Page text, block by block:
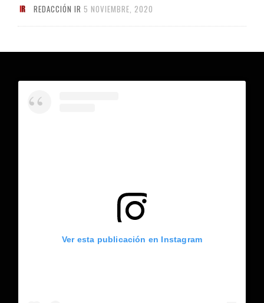
REDACCIÓN IR 5 NOVIEMBRE, 2020
Ver esta publicación en Instagram